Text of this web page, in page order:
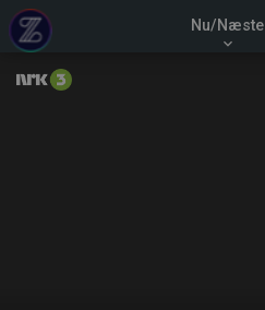
Nu/Næste
keyboard_arrow_down